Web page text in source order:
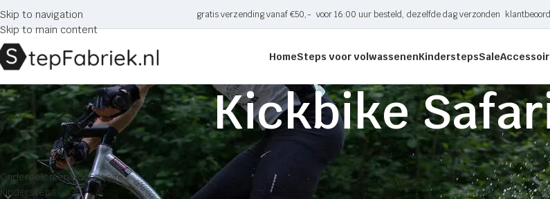
Skip to navigation
Skip to main content
gratis verzending vanaf €50,- voor 16:00 uur besteld, dezelfde dag verzonden
HomeSteps voor volwassenenKinderstepsSale
Kickbike
CATEGORIE
Onderdelen en accessoires
Kindersteps
Home Producten getagged “Kickbike Safari step”
Geen producten gevonden die aan je selectie voldoen.